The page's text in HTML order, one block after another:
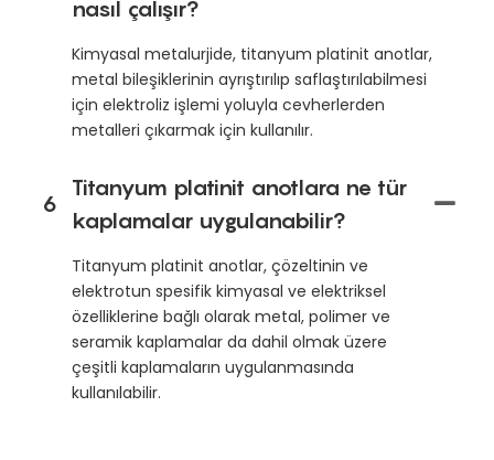
nasıl çalışır?
Kimyasal metalurjide, titanyum platinit anotlar,
metal bileşiklerinin ayrıştırılıp saflaştırılabilmesi
için elektroliz işlemi yoluyla cevherlerden
metalleri çıkarmak için kullanılır.
6
Titanyum platinit anotlara ne tür
kaplamalar uygulanabilir?
Titanyum platinit anotlar, çözeltinin ve
elektrotun spesifik kimyasal ve elektriksel
özelliklerine bağlı olarak metal, polimer ve
seramik kaplamalar da dahil olmak üzere
çeşitli kaplamaların uygulanmasında
kullanılabilir.